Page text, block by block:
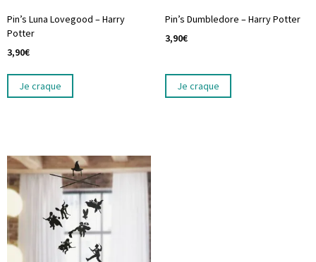
Pin’s Luna Lovegood – Harry
Potter
3,90€
Je craque
Pin’s Dumbledore – Harry Potter
3,90€
Je craque